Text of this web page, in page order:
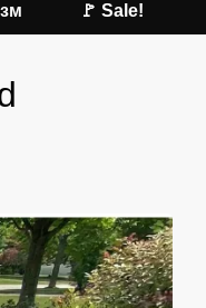
🚩 Sale!